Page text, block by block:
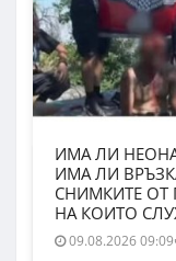
ИМА ЛИ
ИМА ЛИ
СНИМКИТЕ ОТ
НА КОИТО
09.08.2026